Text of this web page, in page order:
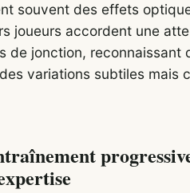
souvent des effets
joueurs accordent une
de jonction, reconnaissant
variations subtiles mais